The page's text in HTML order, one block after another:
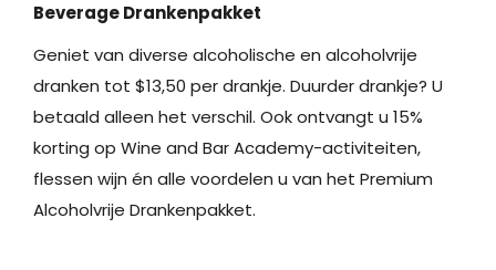
Beverage Drankenpakket
Geniet van diverse alcoholische en alcoholvrije
dranken tot $13,50 per drankje. Duurder drankje? U
betaald alleen het verschil. Ook ontvangt u 15%
korting op Wine and Bar Academy-activiteiten,
flessen wijn én alle voordelen u van het Premium
Alcoholvrije Drankenpakket.